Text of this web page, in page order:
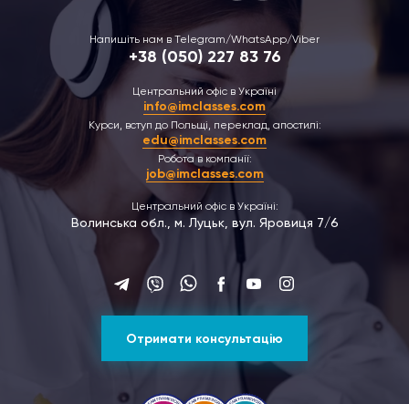
Напишіть нам в Telegram/WhatsApp/Viber
+38 (050) 227 83 76
Центральний офіс в Україні
info@imclasses.com
Курси, вступ до Польщі, переклад, апостилі:
edu@imclasses.com
Робота в компанії:
job@imclasses.com
Центральний офіс в Україні:
Волинська обл., м. Луцьк, вул. Яровиця 7/6
Отримати консультацію